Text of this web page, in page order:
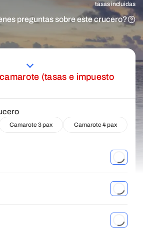
tasas incluidas
preguntas sobre este crucero?
(tasas e impuesto
Camarote 3 pax Camarote 4 pax